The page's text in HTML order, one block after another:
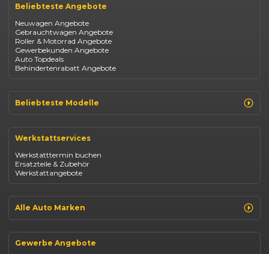
Beliebteste Angebote
Neuwagen Angebote
Gebrauchtwagen Angebote
Roller & Motorrad Angebote
Gewerbekunden Angebote
Auto Topdeals
Behindertenrabatt Angebote
Beliebteste Modelle
Opel Corsa
Fiat 500
Dacia Duster
Dacia Sandero
Jeep Compass
Suzuki Vitara
Suzuki Swift
Mazda CX-30
Werkstattservices
Werkstatttermin buchen
Ersatzteile & Zubehör
Werkstattangebote
Alle Auto Marken
Opel
Fiat
Gewerbe Angebote